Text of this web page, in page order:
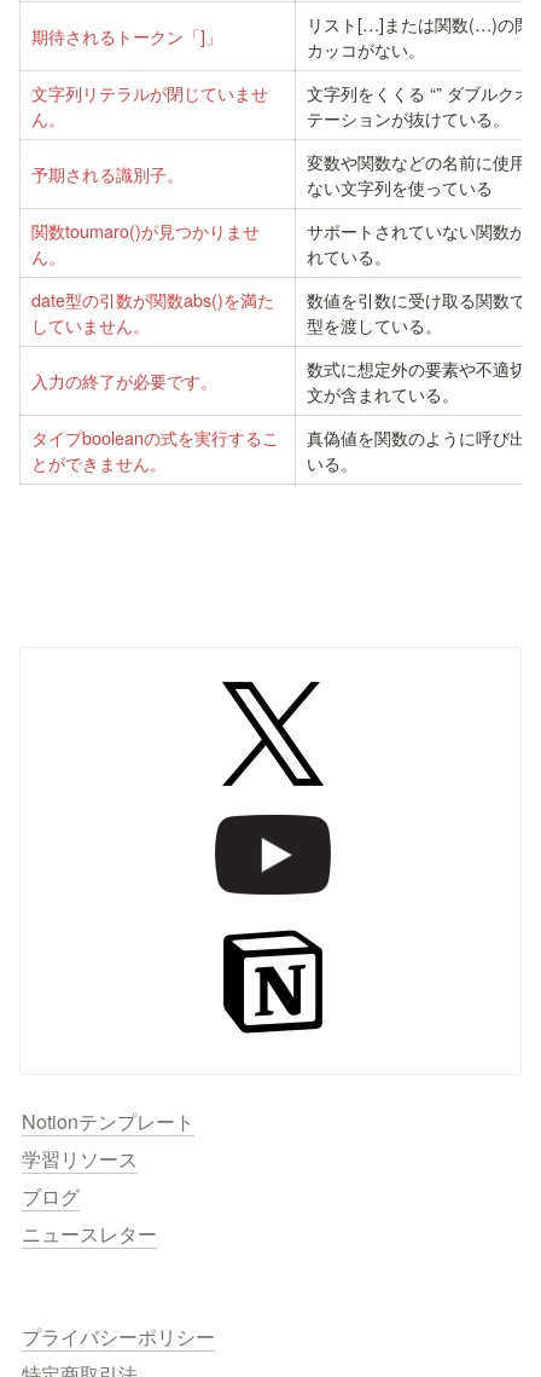
期待されるトークン「]」
リスト[…]または関数(…)の閉
カッコがない。
文字列リテラルが閉じていませ
ん。
文字列をくくる “” ダブルクオ
テーションが抜けている。
予期される識別子。
変数や関数などの名前に使用
ない文字列を使っている
関数toumaro()が見つかりませ
ん。
サポートされていない関数が
れている。
date型の引数が関数abs()を満た
していません。
数値を引数に受け取る関数で
型を渡している。
入力の終了が必要です。
数式に想定外の要素や不適切
文が含まれている。
タイプbooleanの式を実行するこ
とができません。
真偽値を関数のように呼び出
いる。
Notionテンプレート
学習リソース
ブログ
ニュースレター
プライバシーポリシー